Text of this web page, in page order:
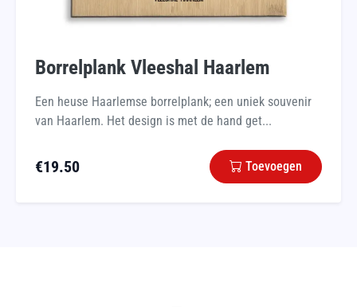
Borrelplank Vleeshal Haarlem
Een heuse Haarlemse borrelplank; een uniek souvenir
van Haarlem. Het design is met de hand get...
€19.50 Toevoegen